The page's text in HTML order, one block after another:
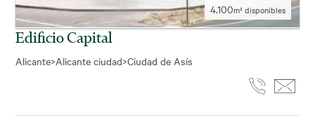
4.100m² disponibles
Edificio Capital
Alicante>Alicante ciudad>Ciudad de Asís
1.888m² disponibles